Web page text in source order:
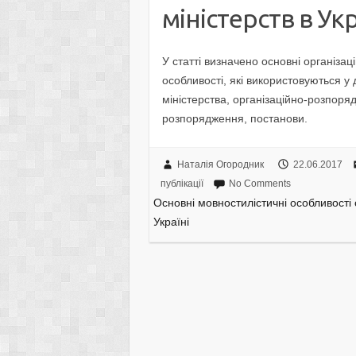
міністерств в
У статті визначено основні
особливості, які використовуються у
міністерства, організаційно-
розпорядження, постанови.
Наталія Огородник 22.06.2017
публікації
No Comments
Основні мовностилістичні
Україні